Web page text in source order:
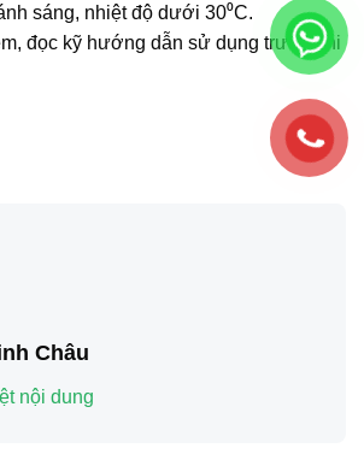
sáng, nhiệt độ dưới 30⁰C.
đọc kỹ hướng dẫn sử dụng trước khi
Châu
nội dung